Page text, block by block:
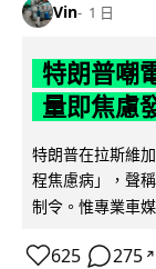
Vin 1 日
特朗普嘲
量即焦慮
特朗普在拉斯維
程焦慮病」，聲
制令。惟專業車
625 275 ↗